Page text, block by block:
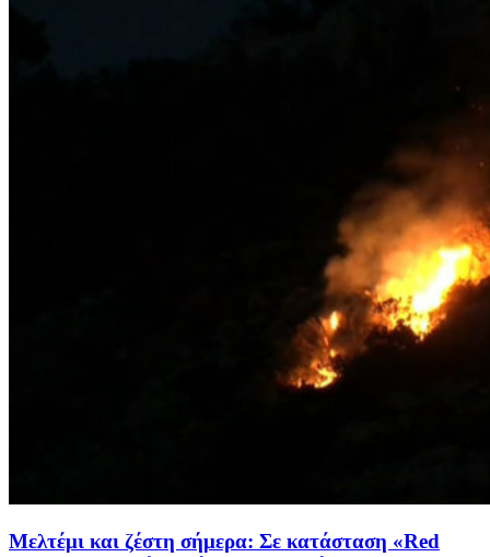
Μελτέμι και ζέστη σήμερα: Σε κατάσταση «Red